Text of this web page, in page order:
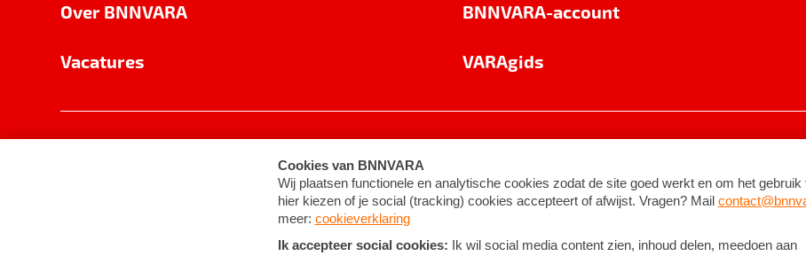
Over BNNVARA
Vacatures
BNNVARA-account
VARAgids
Cookie-instellingen Algemene voorwaarden ©2026BNNVARA